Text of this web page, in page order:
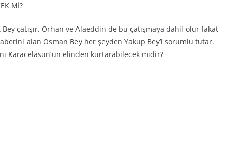
Mİ?
çatışır. Orhan ve Alaeddin de bu çatışmaya dahil olur fakat
alan Osman Bey her şeyden Yakup Bey’i sorumlu tutar.
Karacelasun’un elinden kurtarabilecek midir?